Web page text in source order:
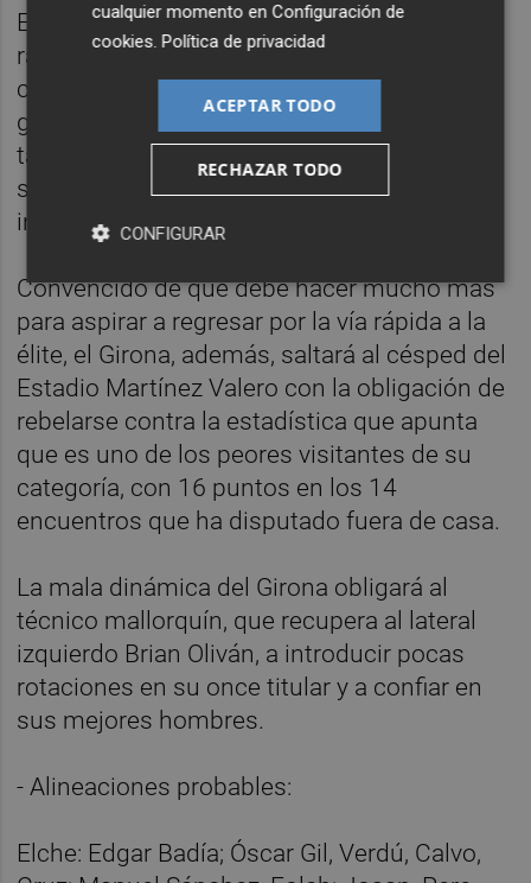
El cuadro de Montilivi atraviesa la mejor
racha de partidos seguidos sin perder del
curso, con nueve, y no ha encajado ningún
gol en los últimos dos partidos, pero
tampoco ha conseguido marcar ninguno y
se ha mostrado como un equipo apático e
inofensivo
Convencido de que debe hacer mucho más
para aspirar a regresar por la vía rápida a la
élite, el Girona, además, saltará al césped del
Estadio Martínez Valero con la obligación de
rebelarse contra la estadística que apunta
que es uno de los peores visitantes de su
categoría, con 16 puntos en los 14
encuentros que ha disputado fuera de casa.
La mala dinámica del Girona obligará al
técnico mallorquín, que recupera al lateral
izquierdo Brian Oliván, a introducir pocas
rotaciones en su once titular y a confiar en
sus mejores hombres.
- Alineaciones probables:
Elche: Edgar Badía; Óscar Gil, Verdú, Calvo,
cualquier momento enConfiguración de
cookies.Política de privacidad
ACEPTAR TODO
RECHAZAR TODO
CONFIGURAR